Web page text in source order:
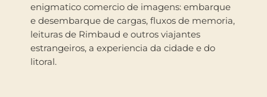
enigmatico comercio de imagens: embarque
e desembarque de cargas, fluxos de memoria,
leituras de Rimbaud e outros viajantes
estrangeiros, a experiencia da cidade e do
litoral.